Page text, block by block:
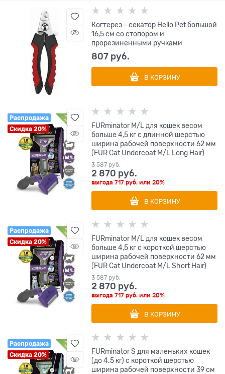
Когтерез - секатор Hello Pet большой
16,5 см со стопором и
прорезиненными ручками
807 руб.
В КОРЗИНУ
Распродажа
Скидка 20%
FURminator M/L для кошек весом
больше 4,5 кг с длинной шерстью
ширина рабочей поверхности 62 мм
(FUR Cat Undercoat M/L Long Hair)
3 587 руб.
2 870 руб.
выгода717 руб. или20%
В КОРЗИНУ
Распродажа
Скидка 20%
FURminator M/L для кошек весом
больше 4,5 кг с короткой шерстью
ширина рабочей поверхности 62 мм
(FUR Cat Undercoat M/L Short Hair)
3 587 руб.
2 870 руб.
выгода717 руб. или20%
В КОРЗИНУ
Распродажа
Скидка 20%
FURminator S для маленьких кошек
(до 4.5 кг) с короткой шерстью
ширина рабочей поверхности 39 см